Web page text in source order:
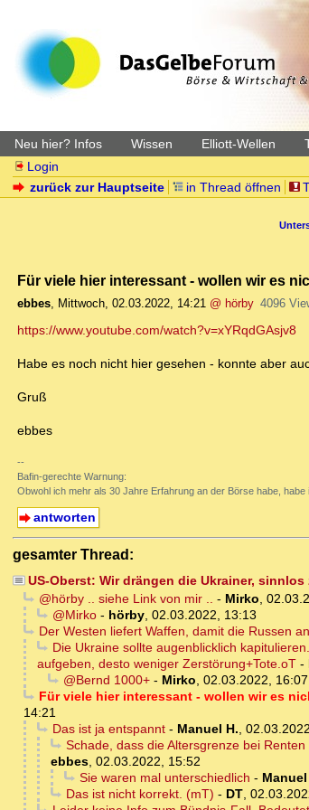
Neu hier? Infos Wissen Elliott-Wellen
Login
zurück zur Hauptseite
in Thread öffnen
Für viele hier interessant - wollen wir es
ebbes, Mittwoch, 02.03.2022, 14:21 @ hörby 4096
https://www.youtube.com/watch?v=xYRqdGAsjv8
Habe es noch nicht hier gesehen - konnte aber
Gruß
ebbes
--
Bafin-gerechte Warnung:
Obwohl ich mehr als 30 Jahre Erfahrung an der Börse habe,
antworten
gesamter Thread:
US-Oberst: Wir drängen die Ukrainer, sinnlos
@hörby .. siehe Link von mir .. - Mirko,
@Mirko- hörby, 02.03.2022, 13:13
Der Westen liefert Waffen, damit die Russen
Die Ukraine sollte augenblicklich
aufgeben, desto weniger Zerstörung+Tote.oT -
@Bernd 1000+- Mirko, 02.03.2022, 16:07
Für viele hier interessant - wollen wir es
14:21
Das ist ja entspannt- Manuel H.,
Schade, dass die Altersgrenze bei
ebbes, 02.03.2022, 15:52
Sie waren mal unterschiedlich - Manuel
Das ist nicht korrekt. (mT) - DT,